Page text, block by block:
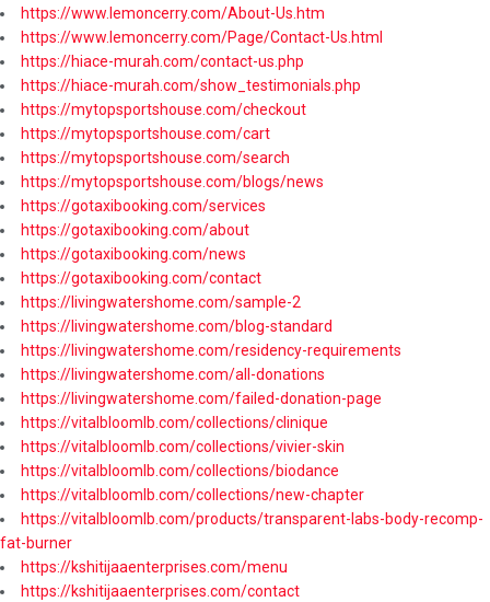
https://www.lemoncerry.com/About-Us.htm
https://www.lemoncerry.com/Page/Contact-Us.html
https://hiace-murah.com/contact-us.php
https://hiace-murah.com/show_testimonials.php
https://mytopsportshouse.com/checkout
https://mytopsportshouse.com/cart
https://mytopsportshouse.com/search
https://mytopsportshouse.com/blogs/news
https://gotaxibooking.com/services
https://gotaxibooking.com/about
https://gotaxibooking.com/news
https://gotaxibooking.com/contact
https://livingwatershome.com/sample-2
https://livingwatershome.com/blog-standard
https://livingwatershome.com/residency-requirements
https://livingwatershome.com/all-donations
https://livingwatershome.com/failed-donation-page
https://vitalbloomlb.com/collections/clinique
https://vitalbloomlb.com/collections/vivier-skin
https://vitalbloomlb.com/collections/biodance
https://vitalbloomlb.com/collections/new-chapter
https://vitalbloomlb.com/products/transparent-labs-body-recomp-
fat-burner
https://kshitijaaenterprises.com/menu
https://kshitijaaenterprises.com/contact